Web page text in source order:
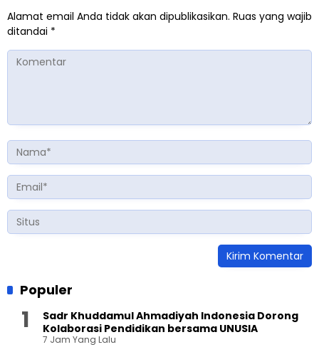
Alamat email Anda tidak akan dipublikasikan. Ruas yang wajib
ditandai *
Populer
Sadr Khuddamul Ahmadiyah Indonesia Dorong
Kolaborasi Pendidikan bersama UNUSIA
7 Jam Yang Lalu